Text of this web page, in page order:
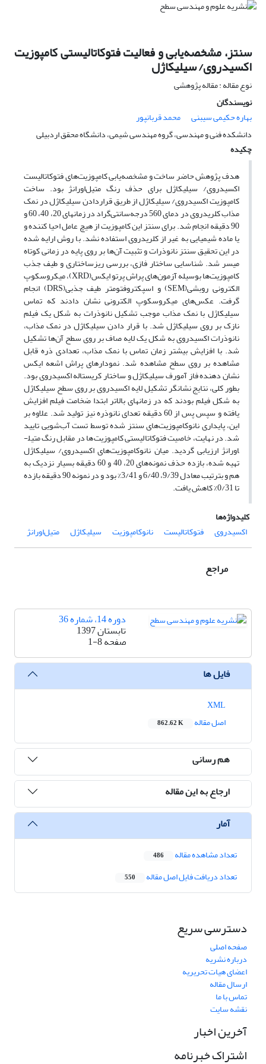
سنتز، مشخصه‌یابی و فعالیت فتوکاتالیستی کامپوزیت
اکسیدروی/ سیلیکاژل
نوع مقاله : مقاله پژوهشی
نویسندگان
بهاره حکیمی سیبنی
محمد قربانپور
دانشکده فنی و مهندسی، گروه مهندسی شیمی، دانشگاه محقق اردبیلی
چکیده
هدف پژوهش حاضر ساخت و مشخصه‌یابی کامپوزیت‌های فتوکاتالیست
اکسیدروی/ سیلیکاژل برای حذف رنگ متیل‌اورانژ بود. ساخت
کامپوزیت اکسیدروی/ سیلیکاژل از طریق قراردادن سیلیکاژل در نمک
مذاب کلریدروی در دمای 560 درجه‌سانتی‌گراد در زمان­های 20، 40، 60 و
90 دقیقه انجام شد. برای سنتز این کامپوزیت از هیچ عامل احیا کننده و
یا ماده شیمیایی به‌ غیر از کلریدروی استفاده نشد. با روش ارایه شده
در ‌این تحقیق سنتز نانوذرات و تثبیت آن‌ها بر روی پایه در زمانی کوتاه
میسر شد. شناسایی ساختار فازی، بررسی ریزساختاری و طیف جذب
کامپوزیت‌ها بوسیله آزمون‌های پراش پرتو ایکس(XRD)، میکروسکوپ
الکترونی روبشی(SEM) و اسپکتروفتومتر طیف جذبی(DRS) انجام
گرفت. عکس‌های میکروسکوپ الکترونی نشان دادند که تماس
سیلیکاژل با نمک مذاب موجب تشکیل نانوذرات به شکل یک فیلم
نازک بر روی سیلیکاژل شد. با قرار دادن سیلیکاژل‌ در نمک مذاب،
نانوذرات اکسیدروی به شکل یک لایه صاف بر روی سطح آن‌ها تشکیل
شد. با افزایش بیشتر زمان تماس با نمک مذاب، تعدادی ذره قابل
مشاهده بر روی سطح مشاهده شد. نمودارهای پراش اشعه ایکس
نشان دهنده فاز آمورف سیلیکاژل و ساختار کریستاله اکسیدروی بود.
بطور کلی، نتایج نشانگر تشکیل لایه اکسیدروی بر روی سطح سیلیکاژل
به شکل فیلم بودند که در زمان­های بالاتر ابتدا ضخامت فیلم افزایش
یافته و سپس پس از 60 دقیقه تعدای نانوذره نیز تولید شد. علاوه بر
این، پایداری نانوکامپوزیت‌های سنتز شده توسط تست آب‌شویی تایید
شد. در نهایت، خاصیت فتوکاتالیستی کامپوزیت‌ها در مقابل رنگ متیل­
اورانژ ارزیابی گردید. میان نانوکامپوزیت‌های اکسیدروی/ سیلیکاژل
تهیه شده، بازده حذف نمونه‌های 20، 40 و 60 دقیقه بسیار نزدیک به
هم و بترتیب معادل 9/39، 6/40 و 3/41% بود و در نمونه 90 دقیقه بازده
تا 0/31% کاهش ‌یافت.
کلیدواژه‌ها
اکسیدروی
فتوکاتالیست نانوکامپوزیت‌ سیلیکاژل متیل‌اورانژ
مراجع
دوره 14، شماره 36
تابستان 1397
صفحه1-8
فایل ها
اصل مقاله
862.62 K
هم رسانی
ارجاع به این مقاله
آمار
تعداد مشاهده مقاله 486
تعداد دریافت فایل اصل مقاله 550
دسترسی سریع
صفحه اصلی
درباره نشریه
اعضای هیات تحریریه
ارسال مقاله
تماس با ما
نقشه سایت
آخرین اخبار
اشتراک خبرنامه